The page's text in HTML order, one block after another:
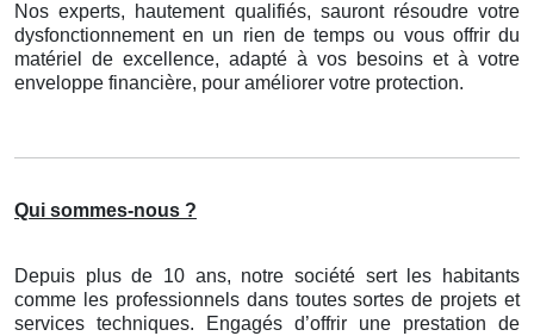
Nos experts, hautement qualifiés, sauront résoudre votre
dysfonctionnement en un rien de temps ou vous offrir du
matériel de excellence, adapté à vos besoins et à votre
enveloppe financière, pour améliorer votre protection.
Qui sommes-nous ?
Depuis plus de 10 ans, notre société sert les habitants
comme les professionnels dans toutes sortes de projets et
services techniques. Engagés d’offrir une prestation de